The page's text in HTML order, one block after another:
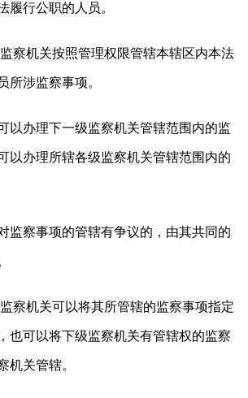
履行公职的人员。
察机关按照管理权限管辖本辖区内本法
所涉监察事项。
以办理下一级监察机关管辖范围内的监
以办理所辖各级监察机关管辖范围内的
监察事项的管辖有争议的，由其共同的
察机关可以将其所管辖的监察事项指定
也可以将下级监察机关有管辖权的监察
机关管辖。